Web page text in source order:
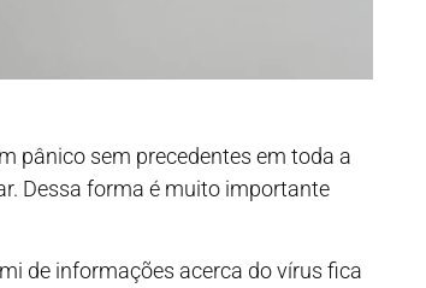
pânico sem precedentes em toda a
Dessa forma é muito importante
de informações acerca do vírus fica